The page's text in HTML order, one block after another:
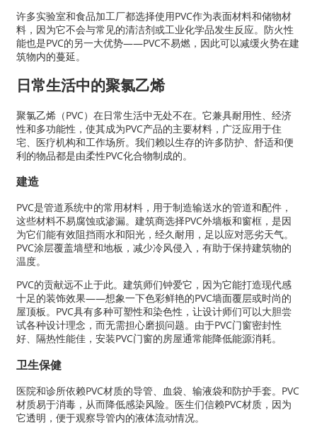
许多实验室和食品加工厂都选择使用PVC作为表面材料和储物材
料，因为它不会与常见的清洁剂或工业化学品发生反应。防火性
能也是PVC的另一大优势——PVC不易燃，因此可以减缓火势在建
筑物内的蔓延。
日常生活中的聚氯乙烯
聚氯乙烯（PVC）在日常生活中无处不在。它兼具耐用性、经济
性和多功能性，使其成为PVC产品的主要材料，广泛应用于住
宅、医疗机构和工作场所。我们赖以生存的许多防护、舒适和便
利的物品都是由柔性PVC化合物制成的。
建造
PVC是管道系统中的常用材料，用于制造输送水的管道和配件，
这些材料不易腐蚀或渗漏。建筑商选择PVC外墙板和窗框，是因
为它们能有效阻挡雨水和阳光，经久耐用，足以应对恶劣天气。
PVC涂层覆盖墙壁和地板，减少冷风侵入，有助于保持建筑物的
温度。
PVC的贡献远不止于此。建筑师们钟爱它，因为它能打造现代感
十足的装饰效果——想象一下色彩鲜艳的PVC墙面覆层或时尚的
屋顶板。PVC具有多种可塑性和染色性，让设计师们可以大胆尝
试各种设计理念，而无需担心磨损问题。由于PVC门窗密封性
好、隔热性能佳，安装PVC门窗的房屋通常能降低能源消耗。
卫生保健
医院和诊所依赖PVC材质的导管、血袋、输液袋和防护手套。PVC
材质易于消毒，从而降低感染风险。医生们信赖PVC材质，因为
它透明，便于观察导管内的液体流动情况。